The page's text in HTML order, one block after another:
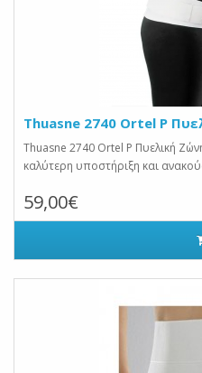
Thuasne 2740 Ortel P
Thuasne 2740 Ortel P Πυελική
καλύτερη υποστήριξη και
59,00€